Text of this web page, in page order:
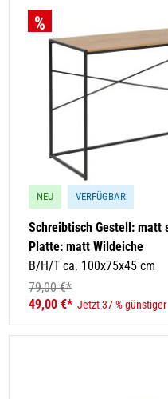
NEU VERFÜGBAR
Schreibtisch Gestell: matt
Platte: matt Wildeiche
B/H/T ca. 100x75x45 cm
79,00 €*
49,00 €* Jetzt 37 % günstiger